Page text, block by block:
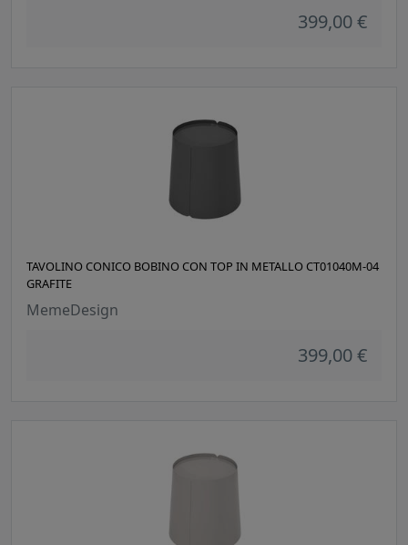
399,00 €
TAVOLINO CONICO BOBINO CON TOP IN METALLO CT01040M-04
GRAFITE
MemeDesign
399,00 €